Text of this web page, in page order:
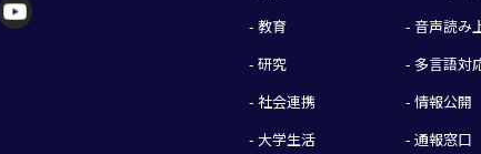
- 教育
- 研究
- 社会連携
- 大学生活
- 音声読み
- 多言語対
- 情報公開
- 通報窓口